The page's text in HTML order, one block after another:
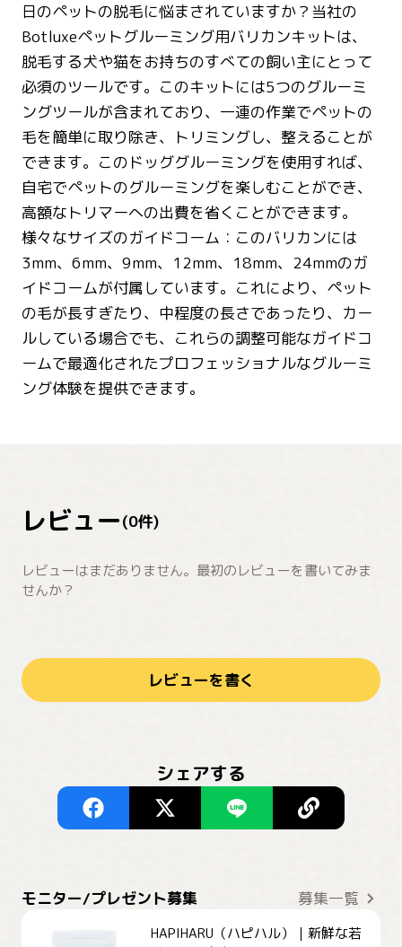
日のペットの脱毛に悩まされていますか？当社の
Botluxeペットグルーミング用バリカンキットは、
脱毛する犬や猫をお持ちのすべての飼い主にとって
必須のツールです。このキットには5つのグルーミ
ングツールが含まれており、一連の作業でペットの
毛を簡単に取り除き、トリミングし、整えることが
できます。このドッググルーミングを使用すれば、
自宅でペットのグルーミングを楽しむことができ、
高額なトリマーへの出費を省くことができます。
様々なサイズのガイドコーム：このバリカンには
3mm、6mm、9mm、12mm、18mm、24mmのガ
イドコームが付属しています。これにより、ペット
の毛が長すぎたり、中程度の長さであったり、カー
ルしている場合でも、これらの調整可能なガイドコ
ームで最適化されたプロフェッショナルなグルーミ
ング体験を提供できます。
レビュー(0件)
レビューはまだありません。最初のレビューを書いてみま
せんか？
レビューを書く
シェアする
モニター/プレゼント募集 募集一覧
HAPIHARU（ハピハル）｜新鮮な若